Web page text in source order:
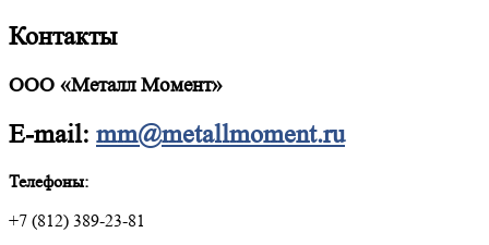
Контакты
ООО «Металл Момент»
E-mail: mm@metallmoment.ru
Телефоны:
+7 (812) 389-23-81